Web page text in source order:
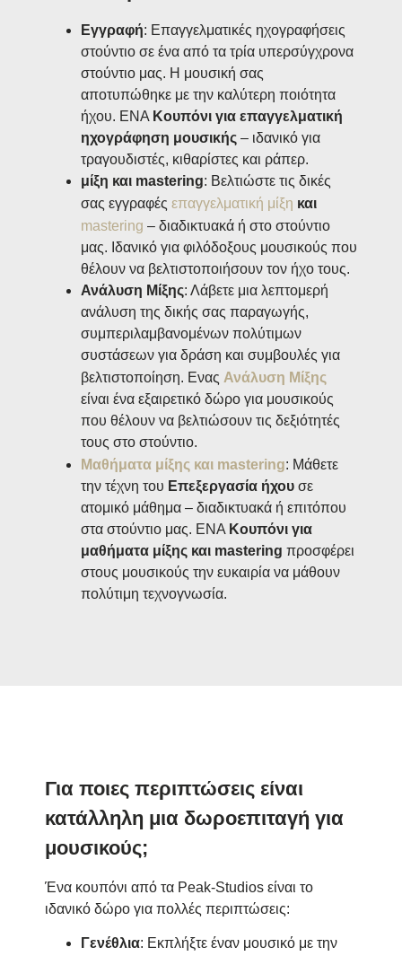
Εγγραφή: Επαγγελματικές ηχογραφήσεις
στούντιο σε ένα από τα τρία υπερσύγχρονα
στούντιο μας. Η μουσική σας
αποτυπώθηκε με την καλύτερη ποιότητα
ήχου. ΕΝΑ Κουπόνι για επαγγελματική
ηχογράφηση μουσικής – ιδανικό για
τραγουδιστές, κιθαρίστες και ράπερ.
μίξη και mastering: Βελτιώστε τις δικές
σας εγγραφές επαγγελματική μίξη και
mastering – διαδικτυακά ή στο στούντιο
μας. Ιδανικό για φιλόδοξους μουσικούς που
θέλουν να βελτιστοποιήσουν τον ήχο τους.
Ανάλυση Μίξης: Λάβετε μια λεπτομερή
ανάλυση της δικής σας παραγωγής,
συμπεριλαμβανομένων πολύτιμων
συστάσεων για δράση και συμβουλές για
βελτιστοποίηση. Ενας Ανάλυση Μίξης
είναι ένα εξαιρετικό δώρο για μουσικούς
που θέλουν να βελτιώσουν τις δεξιότητές
τους στο στούντιο.
Μαθήματα μίξης και mastering: Μάθετε
την τέχνη του Επεξεργασία ήχου σε
ατομικό μάθημα – διαδικτυακά ή επιτόπου
στα στούντιο μας. ΕΝΑ Κουπόνι για
μαθήματα μίξης και mastering προσφέρει
στους μουσικούς την ευκαιρία να μάθουν
πολύτιμη τεχνογνωσία.
Για ποιες περιπτώσεις είναι
κατάλληλη μια δωροεπιταγή για
μουσικούς;
Ένα κουπόνι από τα Peak-Studios είναι το
ιδανικό δώρο για πολλές περιπτώσεις:
Γενέθλια: Εκπλήξτε έναν μουσικό με την